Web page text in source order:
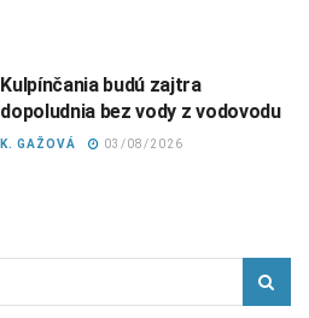
Kulpínčania budú zajtra
dopoludnia bez vody z vodovodu
K. GAŽOVÁ 03/08/2026